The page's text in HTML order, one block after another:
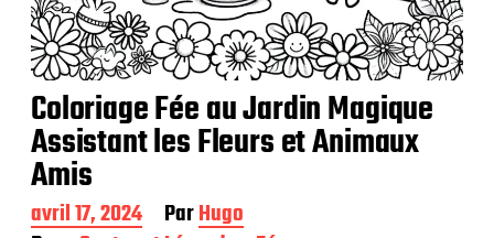
Coloriage Fée au Jardin Magique
Assistant les Fleurs et Animaux
Amis
D
avril 17, 2024 ParHugo